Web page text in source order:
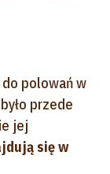
polowań w
przede
jej
się w